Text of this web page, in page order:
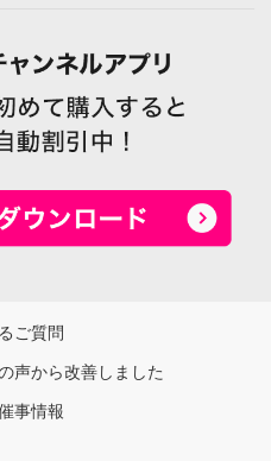
ご質問
声から改善しました
事情報